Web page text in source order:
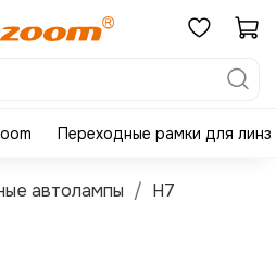
Переходные рамки для линз
автолампы H7